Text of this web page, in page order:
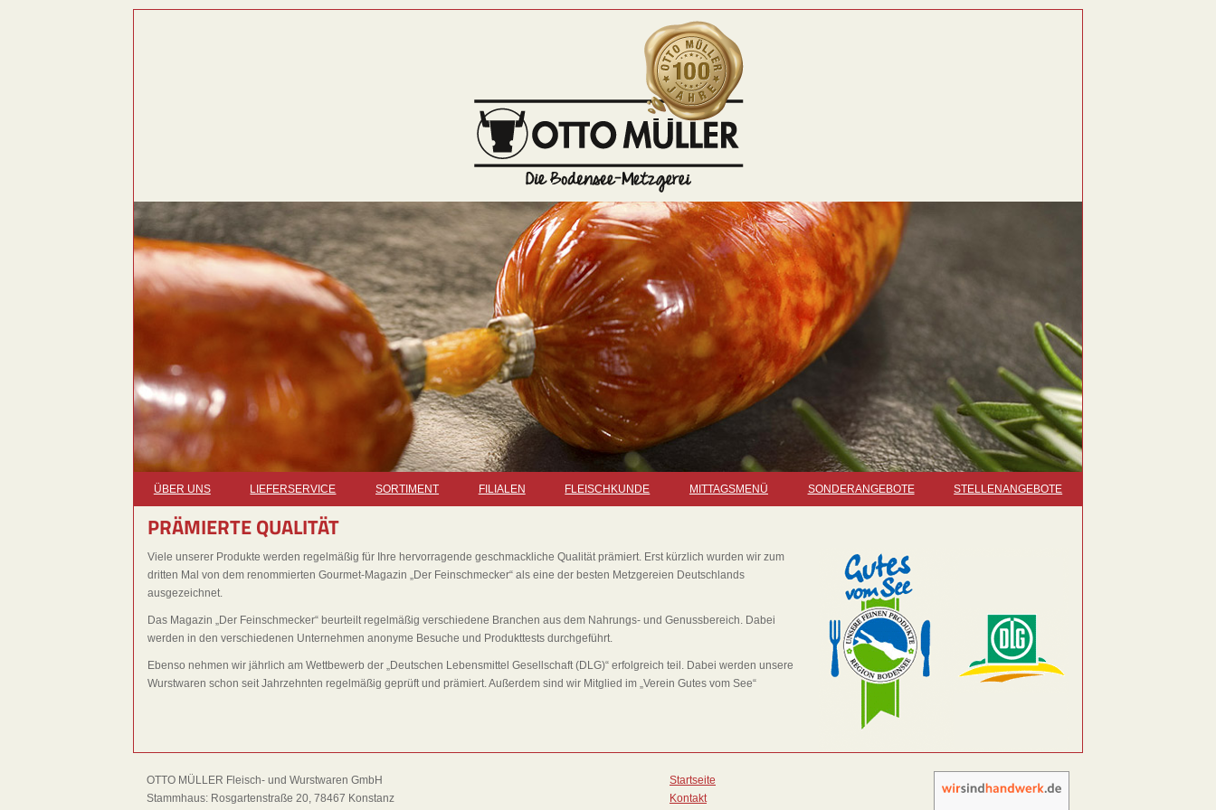
ÜBER UNS LIEFERSERVICE SORTIMENT FILIALEN FLEISCHKUNDE MITTAGSMENÜ SONDERANGEBOTE STELLENANGEBOTE
PRÄMIERTE QUALITÄT
Viele unserer Produkte werden regelmäßig für Ihre hervorragende geschmackliche Qualität prämiert. Erst kürzlich wurden wir zum
dritten Mal von dem renommierten Gourmet-Magazin „Der Feinschmecker“ als eine der besten Metzgereien Deutschlands
ausgezeichnet.
Das Magazin „Der Feinschmecker“ beurteilt regelmäßig verschiedene Branchen aus dem Nahrungs- und Genussbereich. Dabei
werden in den verschiedenen Unternehmen anonyme Besuche und Produkttests durchgeführt.
Ebenso nehmen wir jährlich am Wettbewerb der „Deutschen Lebensmittel Gesellschaft (DLG)“ erfolgreich teil. Dabei werden unsere
Wurstwaren schon seit Jahrzehnten regelmäßig geprüft und prämiert. Außerdem sind wir Mitglied im „Verein Gutes vom See“
OTTO MÜLLER Fleisch- und Wurstwaren GmbH
Stammhaus: Rosgartenstraße 20, 78467 Konstanz
Startseite
Kontakt